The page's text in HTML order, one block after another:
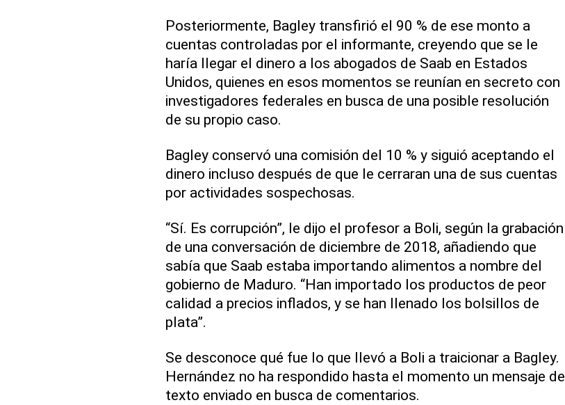
Posteriormente, Bagley transfirió el 90 % de ese monto a
cuentas controladas por el informante, creyendo que se le
haría llegar el dinero a los abogados de Saab en Estados
Unidos, quienes en esos momentos se reunían en secreto con
investigadores federales en busca de una posible resolución
de su propio caso.
Bagley conservó una comisión del 10 % y siguió aceptando el
dinero incluso después de que le cerraran una de sus cuentas
por actividades sospechosas.
“Sí. Es corrupción”, le dijo el profesor a Boli, según la grabación
de una conversación de diciembre de 2018, añadiendo que
sabía que Saab estaba importando alimentos a nombre del
gobierno de Maduro. “Han importado los productos de peor
calidad a precios inflados, y se han llenado los bolsillos de
plata”.
Se desconoce qué fue lo que llevó a Boli a traicionar a Bagley.
Hernández no ha respondido hasta el momento un mensaje de
texto enviado en busca de comentarios.